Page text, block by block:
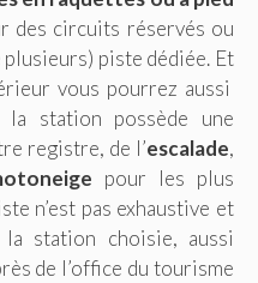
des circuits réservés ou
piste dédiée. Et
vous pourrez aussi
la station possède une
registre, de l’escalade,
pour les plus
n’est pas exhaustive et
station choisie, aussi
de l’office du tourisme